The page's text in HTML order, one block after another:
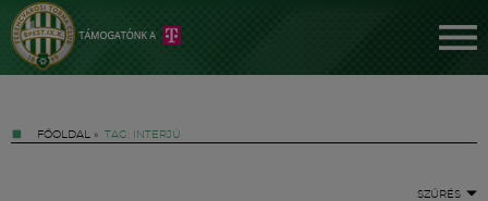
FŐOLDAL » TAG: INTERJÚ
SZŰRÉS